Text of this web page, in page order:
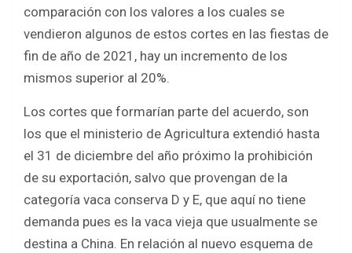
comparación con los valores a los cuales se
vendieron algunos de estos cortes en las fiestas de
fin de año de 2021, hay un incremento de los
mismos superior al 20%.
Los cortes que formarían parte del acuerdo, son
los que el ministerio de Agricultura extendió hasta
el 31 de diciembre del año próximo la prohibición
de su exportación, salvo que provengan de la
categoría vaca conserva D y E, que aquí no tiene
demanda pues es la vaca vieja que usualmente se
destina a China. En relación al nuevo esquema de